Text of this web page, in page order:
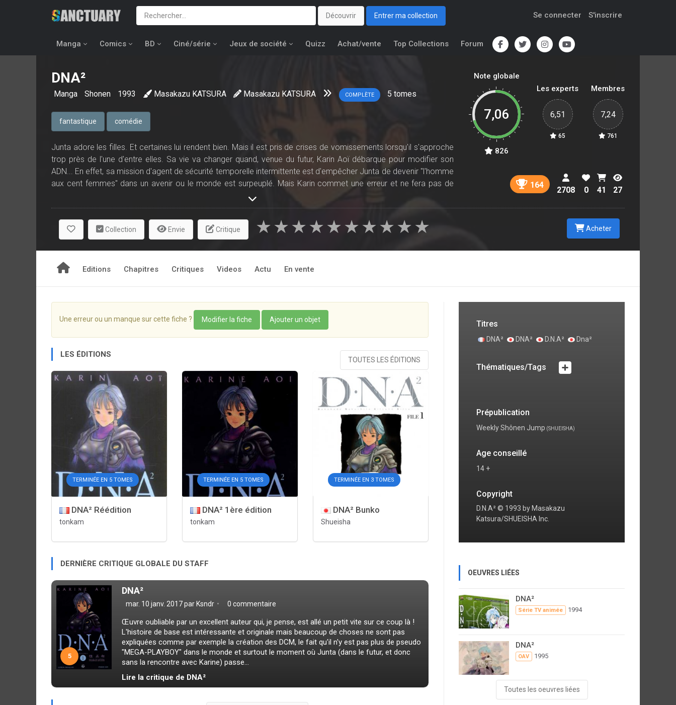
Découvrir Entrer ma collection Se connecter S'inscrire
Manga Comics BD Ciné/série Jeux de société Quizz Achat/vente Top Collections Forum
DNA²
Manga Shonen 1993 Masakazu KATSURA Masakazu KATSURA COMPLÈTE 5 tomes
fantastique comédie
Junta adore les filles. Et certaines lui rendent bien. Mais il est pris de crises de vomissements lorsqu'il s'approche
trop près de l'une d'entre elles. Sa vie va changer quand, venue du futur, Karin Aoï débarque pour modifier son
ADN... En effet, sa mission d'agent de sécurité temporelle intermittente est d'empêcher Junta de devenir "l'homme
aux cent femmes" dans un avenir ou le monde est surpeuplé. Mais Karin commet une erreur et ne fera pas de
Note globale
7,06
826
Les experts
6,51
65
Membres
7,24
761
164
2708 0 41 27
Collection Envie Critique ★
★
★
★
★
★
★
★
★
★ Acheter
Editions Chapitres Critiques Videos Actu En vente
Une erreur ou un manque sur cette fiche ? Modifier la fiche Ajouter un objet
LES ÉDITIONS
TOUTES LES ÉDITIONS
TERMINÉE EN 5 TOMES
DNA² Réédition
tonkam
TERMINÉE EN 5 TOMES
DNA² 1ère édition
tonkam
TERMINÉE EN 3 TOMES
DNA² Bunko
Shueisha
DERNIÈRE CRITIQUE GLOBALE DU STAFF
5
DNA²
mar. 10 janv. 2017 par Ksndr 0 commentaire
Œuvre oubliable par un excellent auteur qui, je pense, est allé un petit vite sur ce coup là !
L'histoire de base est intéressante et originale mais beaucoup de choses ne sont pas
expliquées comme par exemple la création des DCM, le fait qu'il n'y est pas plus de pseudo
"MEGA-PLAYBOY" dans le monde et surtout le moment où Junta (dans le futur, et donc
sans la rencontre avec Karine) passe...
Lire la critique de DNA²
Titres
DNA² DNA² D.N.A² Dna²
Thématiques/Tags
Prépublication
Weekly Shônen Jump (SHUEISHA)
Age conseillé
14 +
Copyright
D.N.A² © 1993 by Masakazu
Katsura/SHUEISHA Inc.
OEUVRES LIÉES
DNA²
Série TV animée 1994
DNA²
OAV 1995
Toutes les oeuvres liées